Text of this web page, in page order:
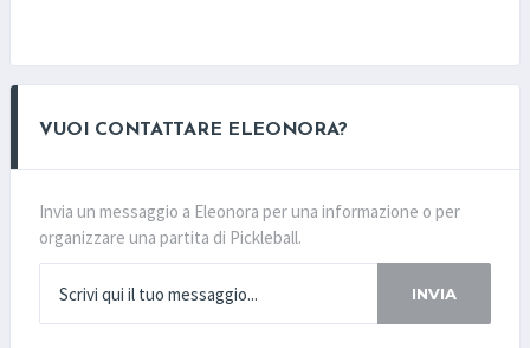
VUOI CONTATTARE ELEONORA?
Invia un messaggio a Eleonora per una informazione o per
organizzare una partita di Pickleball.
INVIA